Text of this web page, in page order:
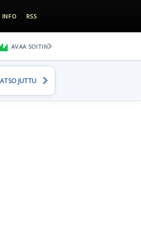
INFO RSS
AVAA SOITIN
JUTTU